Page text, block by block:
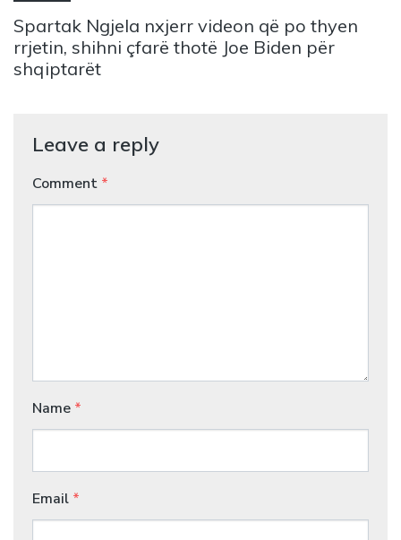
Spartak Ngjela nxjerr videon që po thyen
rrjetin, shihni çfarë thotë Joe Biden për
shqiptarët
Leave a reply
Comment *
Name *
Email *